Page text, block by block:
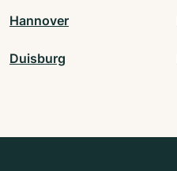
Hannover
Duisburg